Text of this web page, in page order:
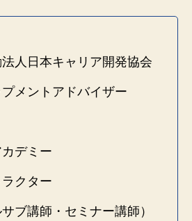
法人日本キャリア開発協会
メントアドバイザー
デミー
クター
ブ講師・セミナー講師）